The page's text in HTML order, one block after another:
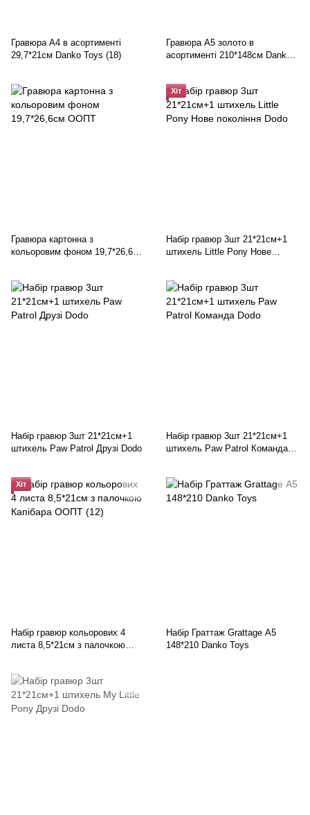
Гравюра А4 в асортименті
29,7*21см Danko Toys (18)
Гравюра А5 золото в
асортименті 210*148см Danko
Гравюра картонна з
кольоровим фоном 19,7*26,6см
Хіт
Набір гравюр 3шт 21*21см+1
штихель Little Pony Нове
Набір гравюр 3шт 21*21см+1
штихель Paw Patrol Друзі Dodo
Набір гравюр 3шт 21*21см+1
штихель Paw Patrol Команда
Хіт
Набір гравюр кольорових 4
листа 8,5*21см з палочкою
Набір Граттаж Grattage А5
148*210 Danko Toys